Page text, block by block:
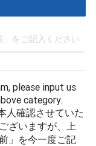
please input us
category.
人確認させていた
ざいますが、上
」を今一度ご記